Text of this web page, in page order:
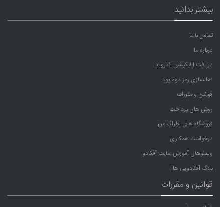
بیشتر بدانید
تماس با ما
درباره ما
دریافت اپلیکیشن اندروید
فعالسازی رمز دوم پویا
قوانین و مقررات
روش های پرداخت
فروشگاه های اطراف من
درخواست همکاری
ویدئوهای آموزش سایت آفکادو
بلاگ آفکادویی ها!
قوانین و مقررات